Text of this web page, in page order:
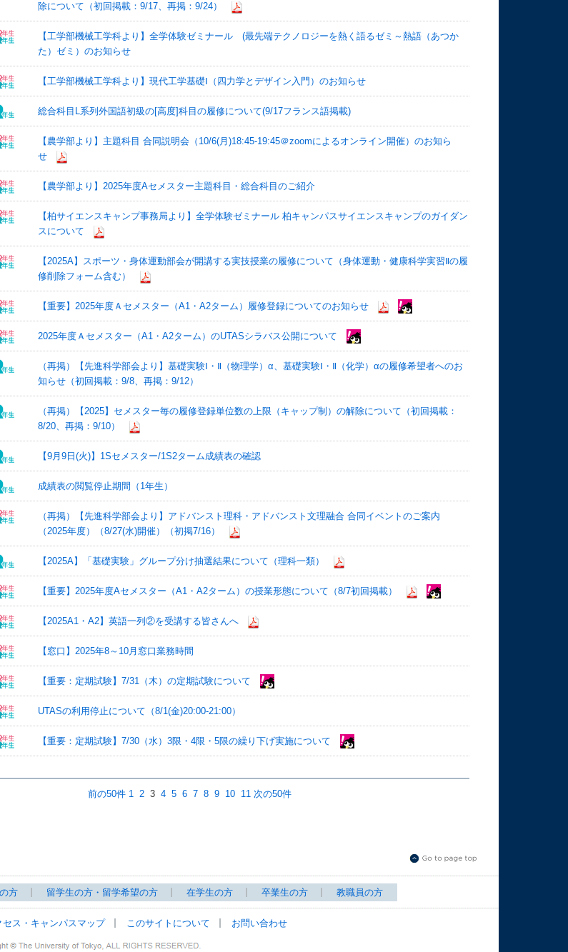
除について（初回掲載：9/17、再掲：9/24）
【工学部機械工学科より】全学体験ゼミナール (最先端テクノロジーを熱く語るゼミ～熱語（あつか
た）ゼミ）のお知らせ
【工学部機械工学科より】現代工学基礎Ⅰ（四力学とデザイン入門）のお知らせ
総合科目L系列外国語初級の[高度]科目の履修について(9/17フランス語掲載)
【農学部より】主題科目 合同説明会（10/6(月)18:45-19:45＠zoomによるオンライン開催）のお知ら
せ
【農学部より】2025年度Aセメスター主題科目・総合科目のご紹介
【柏サイエンスキャンプ事務局より】全学体験ゼミナール 柏キャンパスサイエンスキャンプのガイダン
スについて
【2025A】スポーツ・身体運動部会が開講する実技授業の履修について（身体運動・健康科学実習Ⅱの履
修削除フォーム含む）
【重要】2025年度Ａセメスター（A1・A2ターム）履修登録についてのお知らせ
2025年度Ａセメスター（A1・A2ターム）のUTASシラバス公開について
（再掲）【先進科学部会より】基礎実験Ⅰ・Ⅱ（物理学）α、基礎実験Ⅰ・Ⅱ（化学）αの履修希望者へのお
知らせ（初回掲載：9/8、再掲：9/12）
（再掲）【2025】セメスター毎の履修登録単位数の上限（キャップ制）の解除について（初回掲載：
8/20、再掲：9/10）
【9月9日(火)】1Sセメスター/1S2ターム成績表の確認
成績表の閲覧停止期間（1年生）
（再掲）【先進科学部会より】アドバンスト理科・アドバンスト文理融合 合同イベントのご案内
（2025年度）（8/27(水)開催）（初掲7/16）
【2025A】「基礎実験」グループ分け抽選結果について（理科一類）
【重要】2025年度Aセメスター（A1・A2ターム）の授業形態について（8/7初回掲載）
【2025A1・A2】英語一列②を受講する皆さんへ
【窓口】2025年8～10月窓口業務時間
【重要：定期試験】7/31（木）の定期試験について
UTASの利用停止について（8/1(金)20:00-21:00）
【重要：定期試験】7/30（水）3限・4限・5限の繰り下げ実施について
前の50件 1 2 3 4 5 6 7 8 9 10 11 次の50件
方 留学生の方・留学希望の方 在学生の方 卒業生の方 教職員の方
セス・キャンパスマップ このサイトについて お問い合わせ